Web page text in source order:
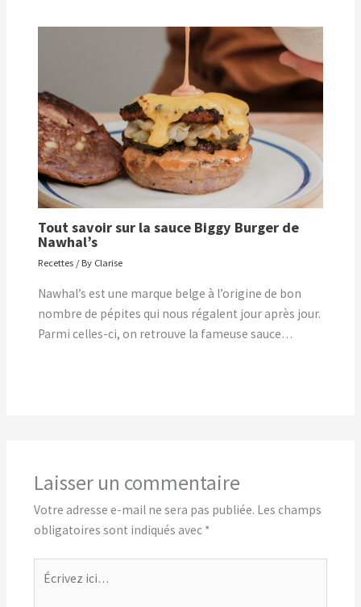
Tout savoir sur la sauce Biggy Burger de
Nawhal’s
Recettes / By Clarise
Nawhal’s est une marque belge à l’origine de bon
nombre de pépites qui nous régalent jour après jour.
Parmi celles-ci, on retrouve la fameuse sauce…
Laisser un commentaire
Votre adresse e-mail ne sera pas publiée. Les champs
obligatoires sont indiqués avec *
ici…